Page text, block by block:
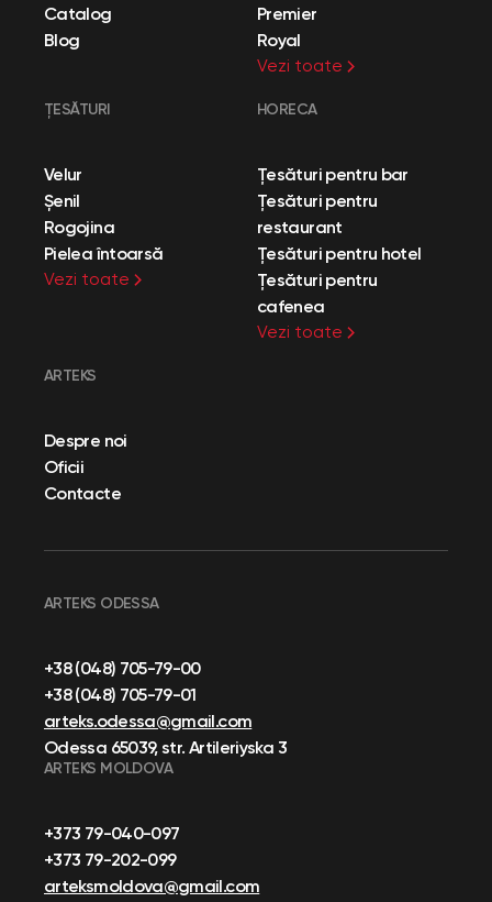
Catalog
Blog
Premier
Royal
Vezi toate
ȚESĂTURI
Velur
Șenil
Rogojina
Pielea întoarsă
Vezi toate
HORECA
Țesături pentru bar
Țesături pentru
restaurant
Țesături pentru hotel
Țesături pentru
cafenea
Vezi toate
ARTEKS
Despre noi
Oficii
Contacte
ARTEKS ODESSA
+38 (048) 705-79-00
+38 (048) 705-79-01
arteks.odessa@gmail.com
Odessa 65039, str. Artileriyska 3
ARTEKS MOLDOVA
+373 79-040-097
+373 79-202-099
arteksmoldova@gmail.com